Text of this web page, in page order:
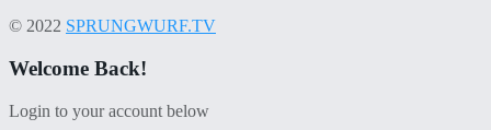
© 2022 SPRUNGWURF.TV
Welcome Back!
Login to your account below